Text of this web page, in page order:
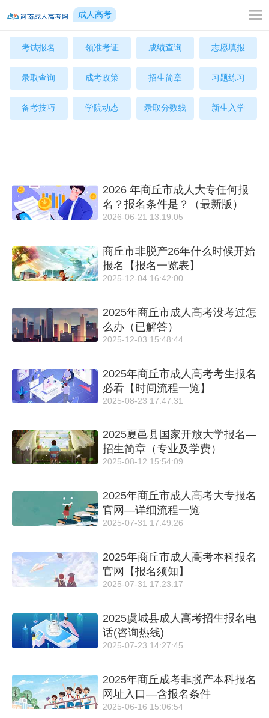
成人高考
考试报名 领准考证 成绩查询 志愿填报
录取查询 成考政策 招生简章 习题练习
备考技巧 学院动态 录取分数线 新生入学
2026 年商丘市成人大专任何报
名？报名条件是？（最新版）
2026-06-21 13:19:05
商丘市非脱产26年什么时候开始
报名【报名一览表】
2025-12-04 16:42:00
2025年商丘市成人高考没考过怎
么办（已解答）
2025-12-03 15:48:44
2025年商丘市成人高考考生报名
必看【时间流程一览】
2025-08-23 17:47:31
2025夏邑县国家开放大学报名—
招生简章（专业及学费）
2025-08-12 15:54:09
2025年商丘市成人高考大专报名
官网—详细流程一览
2025-07-31 17:49:26
2025年商丘市成人高考本科报名
官网【报名须知】
2025-07-31 17:23:17
2025虞城县成人高考招生报名电
话(咨询热线)
2025-07-23 14:27:45
2025年商丘成考非脱产本科报名
网址入口—含报名条件
2025-06-16 15:06:54